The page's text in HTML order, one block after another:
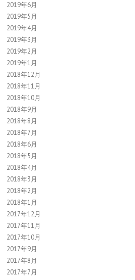
2019年6月
2019年5月
2019年4月
2019年3月
2019年2月
2019年1月
2018年12月
2018年11月
2018年10月
2018年9月
2018年8月
2018年7月
2018年6月
2018年5月
2018年4月
2018年3月
2018年2月
2018年1月
2017年12月
2017年11月
2017年10月
2017年9月
2017年8月
2017年7月